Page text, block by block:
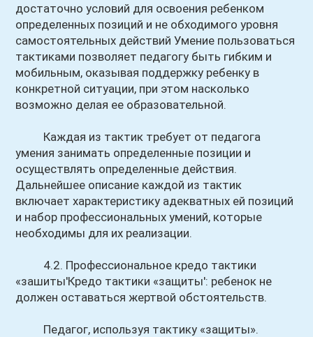
достаточно условий для освоения ребенком
определенных позиций и не обходимого уровня
самостоятельных действий Умение пользоваться
тактиками позволяет педагогу быть гибким и
мобильным, оказывая поддержку ребенку в
конкретной ситуации, при этом насколько
возможно делая ее образовательной.
Каждая из тактик требует от педагога
умения занимать определенные позиции и
осуществлять определенные действия.
Дальнейшее описание каждой из тактик
включает характеристику адекватных ей позиций
и набор профессиональных умений, которые
необходимы для их реализации.
4.2. Профессиональное кредо тактики
«зашиты'Кредо тактики «защиты': ребенок не
должен оставаться жертвой обстоятельств.
Педагог, используя тактику «защиты».